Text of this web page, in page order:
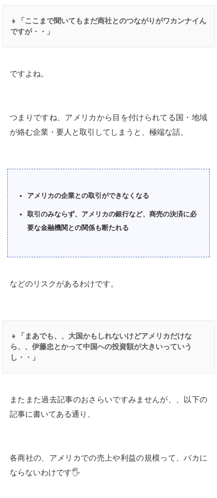
👧
「ここまで聞いてもまだ商社とのつながりがワカンナイん
ですが・・」
ですよね。
つまりですね、アメリカから目を付けられてる国・地域
が絡む企業・要人と取引してしまうと、極端な話、
アメリカの企業との取引ができなくなる
取引のみならず、アメリカの銀行など、商売の決済に必
要な金融機関との関係も断たれる
などのリスクがあるわけです。
👧
「まあでも、、大国かもしれないけどアメリカだけな
ら、、伊藤忠とかって中国への投資額が大きいっていう
し・・」
またまた過去記事のおさらいですみませんが、、以下の
記事に書いてある通り、
各商社の、アメリカでの売上や利益の規模って、バカに
ならないわけです🖐